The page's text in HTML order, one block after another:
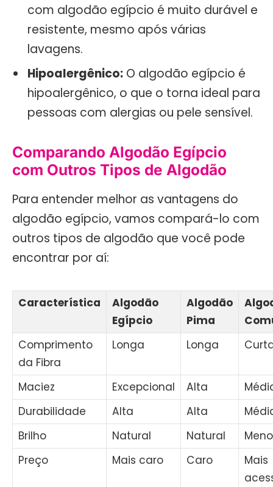
com algodão egípcio é muito durável e
resistente, mesmo após várias
lavagens.
Hipoalergênico: O algodão egípcio é
hipoalergênico, o que o torna ideal para
pessoas com alergias ou pele sensível.
Comparando Algodão Egípcio
com Outros Tipos de Algodão
Para entender melhor as vantagens do
algodão egípcio, vamos compará-lo com
outros tipos de algodão que você pode
encontrar por aí:
Característica
Algodão
Egípcio
Algodão
Pima
Comprimento
da Fibra
Longa Longa
Maciez Excepcional Alta
Durabilidade
Alta Alta
Brilho
Natural Natural
Preço
Mais caro Caro
Mais